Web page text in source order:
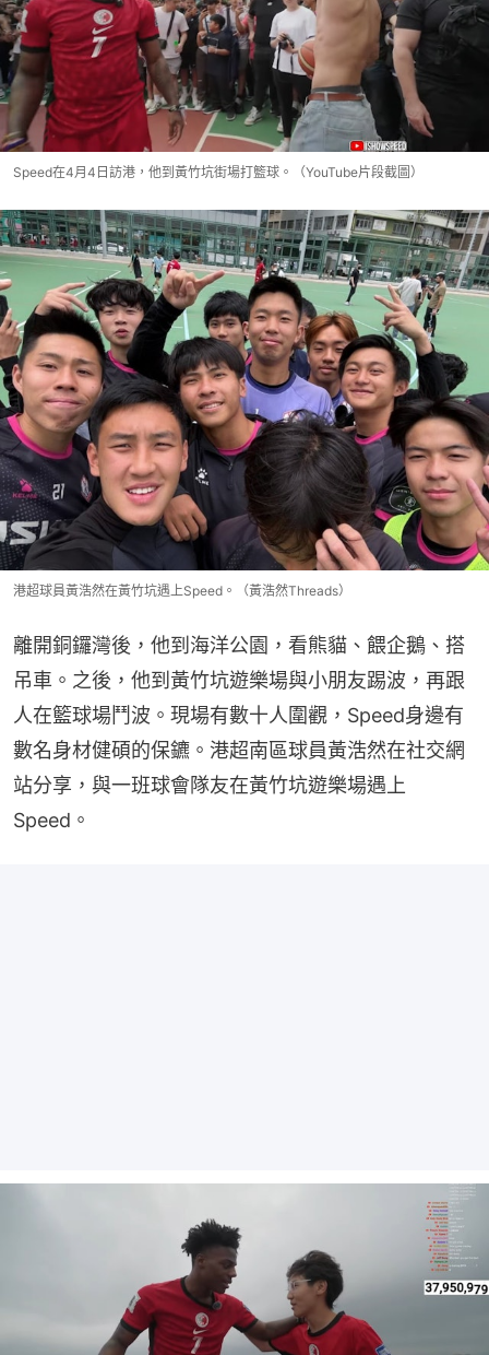
Speed在4月4日訪港，他到黃竹坑街場打籃球。（YouTube片段截圖）
港超球員黃浩然在黃竹坑遇上Speed。（黃浩然Threads）
離開銅鑼灣後，他到海洋公園，看熊貓、餵企鵝、搭
吊車。之後，他到黃竹坑遊樂場與小朋友踢波，再跟
人在籃球場鬥波。現場有數十人圍觀，Speed身邊有
數名身材健碩的保鑣。港超南區球員黃浩然在社交網
站分享，與一班球會隊友在黃竹坑遊樂場遇上
Speed。